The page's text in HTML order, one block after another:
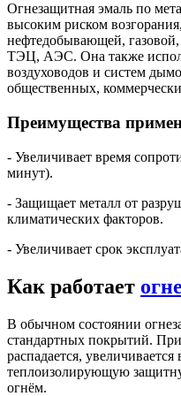
Огнезащитная эмаль по
высоким риском
нефтедобывающей,
ТЭЦ, АЭС. Она также
воздуховодов и систем
общественных,
Преимущества
- Увеличивает время
минут).
- Защищает металл от
климатических факторов.
- Увеличивает срок
Как работает
В обычном состоянии
стандартных покрытий.
распадается, увеличивается
теплоизолирующую
огнём.